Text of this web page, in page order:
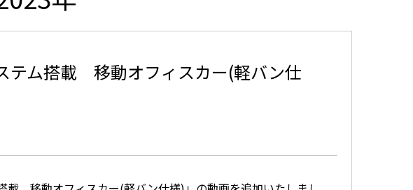
テム搭載 移動オフィスカー(軽バン仕